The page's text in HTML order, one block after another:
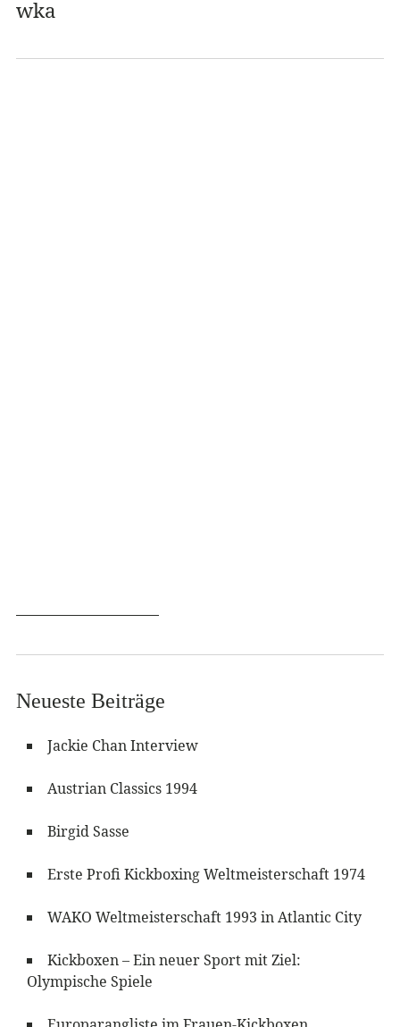
wka
Neueste Beiträge
Jackie Chan Interview
Austrian Classics 1994
Birgid Sasse
Erste Profi Kickboxing Weltmeisterschaft 1974
WAKO Weltmeisterschaft 1993 in Atlantic City
Kickboxen – Ein neuer Sport mit Ziel:
Olympische Spiele